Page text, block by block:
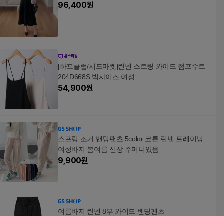
96,400원
[하프클럽/시드마켓]린넨 스트링 와이드 점프수트
204D668S 빅사이즈 여성
54,900원
스프링 조거 밴딩팬츠 5color 코튼 린넨 트레이닝
여성바지 봄여름 신상 주머니있음
9,900원
여름바지 린넨 8부 와이드 밴딩팬츠